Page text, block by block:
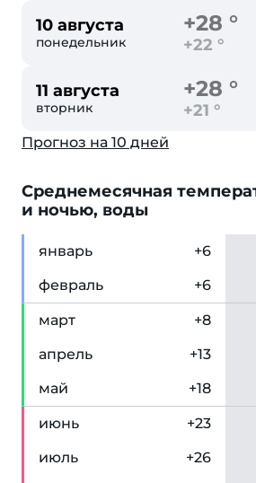
10 августа
понедельник
+28 °
+22 °
11 августа
вторник
+28 °
+21 °
Прогноз на 10 дней
Cреднемесячная
и ночью, воды
январь +6
февраль +6
март +8
апрель +13
май
+18
июнь +23
июль +26